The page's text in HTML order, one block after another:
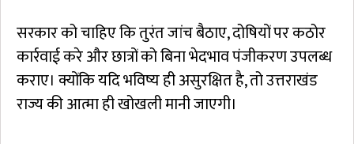
सरकार को चाहिए कि तुरंत जांच बैठाए, दोषियों पर कठोर
कार्रवाई करे और छात्रों को बिना भेदभाव पंजीकरण उपलब्ध
कराए। क्योंकि यदि भविष्य ही असुरक्षित है, तो उत्तराखंड
राज्य की आत्मा ही खोखली मानी जाएगी।